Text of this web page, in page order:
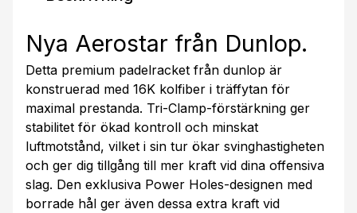
Nya Aerostar från Dunlop.
Detta premium padelracket från dunlop är
konstruerad med 16K kolfiber i träffytan för
maximal prestanda. Tri-Clamp-förstärkning ger
stabilitet för ökad kontroll och minskat
luftmotstånd, vilket i sin tur ökar svinghastigheten
och ger dig tillgång till mer kraft vid dina offensiva
slag. Den exklusiva Power Holes-designen med
borrade hål ger även dessa extra kraft vid